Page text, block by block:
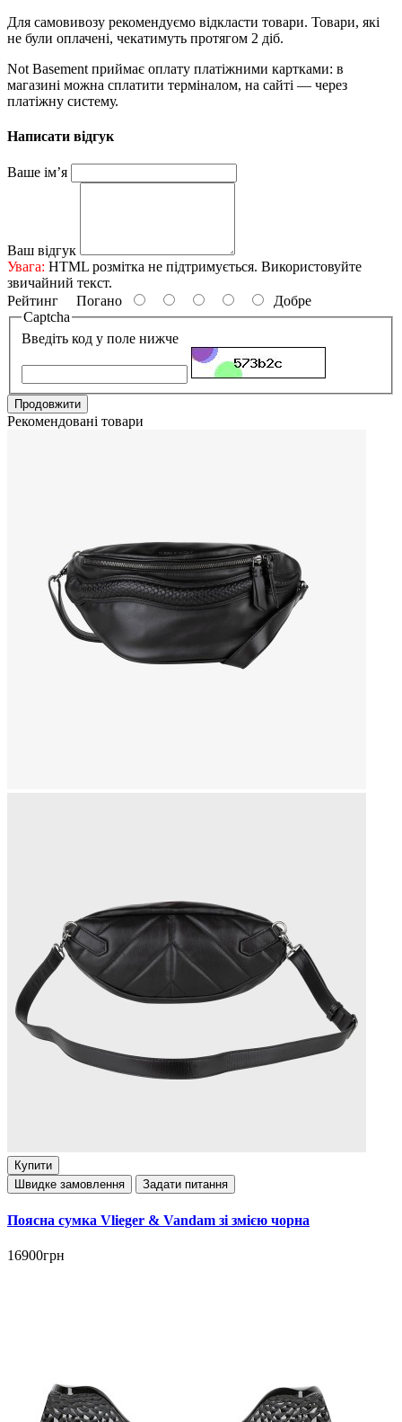
Для самовивозу рекомендуємо відкласти товари. Товари, які
не були оплачені, чекатимуть протягом 2 діб.
Not Basement приймає оплату платіжними картками: в
магазині можна сплатити терміналом, на сайті — через
платіжну систему.
Написати відгук
Ваше ім’я
Ваш відгук
Увага: HTML розмітка не підтримується. Використовуйте
звичайний текст.
Рейтинг Погано
Добре
Captcha
Введіть код у поле нижче
Продовжити
Рекомендовані товари
Купити
Швидке замовлення
Задати питання
Поясна сумка Vlieger & Vandam зі змією чорна
16900грн